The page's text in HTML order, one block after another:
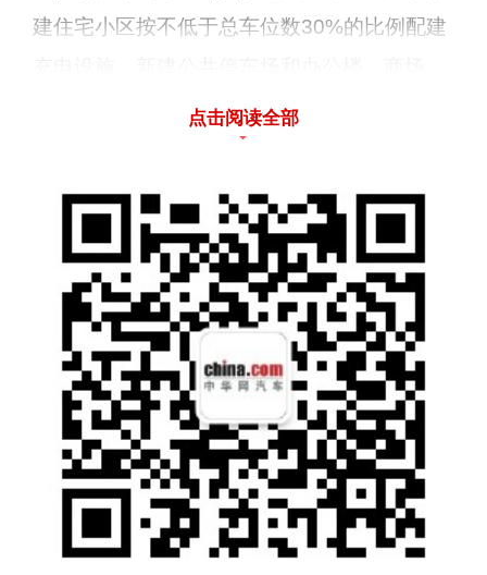
建住宅小区按不低于总车位数30%的比例配建
酒店等公共建筑，按不低于总车位数35％的比
持“房住不炒”定位，坚持房价地价联动机制、
价格会商机制，稳地价、稳房价、稳预期，加
快发展保障性租赁住房，2022年筹集保障性租
赁住房2.3万套（间），基本建成棚户区改造1
6个、13650套，为400个单元加装电梯，改造
提升老旧小区173个。推动智能家电与住宅产
业融合发展，引导房地产企业建设不同层级智
能家居成套系统的示范住宅，年内开工建设智
慧住宅3万平方米以上。
点击阅读全部